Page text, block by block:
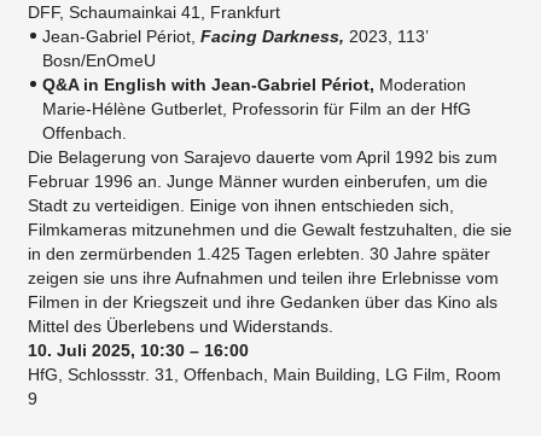
DFF, Schaumainkai 41, Frankfurt
Jean-Gabriel Périot, Facing Darkness, 2023, 113’
Bosn/EnOmeU
Q&A in English with Jean-Gabriel Périot, Moderation
Marie-Hélène Gutberlet, Professorin für Film an der HfG
Offenbach.
Die Belagerung von Sarajevo dauerte vom April 1992 bis zum
Februar 1996 an. Junge Männer wurden einberufen, um die
Stadt zu verteidigen. Einige von ihnen entschieden sich,
Filmkameras mitzunehmen und die Gewalt festzuhalten, die sie
in den zermürbenden 1.425 Tagen erlebten. 30 Jahre später
zeigen sie uns ihre Aufnahmen und teilen ihre Erlebnisse vom
Filmen in der Kriegszeit und ihre Gedanken über das Kino als
Mittel des Überlebens und Widerstands.
10. Juli 2025, 10:30 – 16:00
HfG, Schlossstr. 31, Offenbach, Main Building, LG Film, Room
9